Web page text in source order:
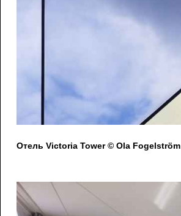
Отель Victoria Tower © Ola Fogelström